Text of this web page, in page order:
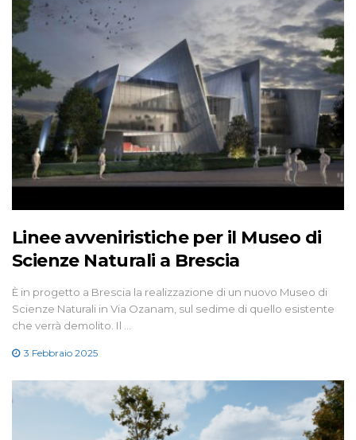
Linee avveniristiche per il Museo di
Scienze Naturali a Brescia
È in progetto a Brescia la realizzazione di un nuovo Museo di
Scienze Naturali in Via Ozanam, sul sedime di quello esistente
che verrà demolito. Il …
3 Febbraio 2025